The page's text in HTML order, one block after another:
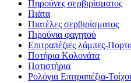
Πηρούνες σερβιρίσματος
Πιάτα
Πιατέλες σερβιρίσματος
Πιρούνια φαγητού
Επιτραπέζιες λάμπες-
Ποτήρια Κολονάτα
Ποτιστήρια
Ρολόγια Επιτραπέζια-